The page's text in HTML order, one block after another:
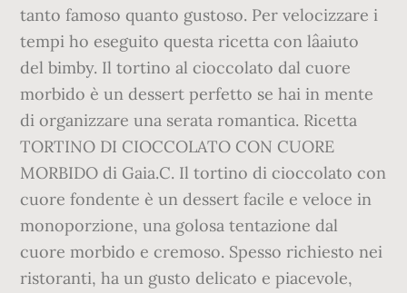
tanto famoso quanto gustoso. Per velocizzare i
tempi ho eseguito questa ricetta con lâaiuto
del bimby. Il tortino al cioccolato dal cuore
morbido è un dessert perfetto se hai in mente
di organizzare una serata romantica. Ricetta
TORTINO DI CIOCCOLATO CON CUORE
MORBIDO di Gaia.C. Il tortino di cioccolato con
cuore fondente è un dessert facile e veloce in
monoporzione, una golosa tentazione dal
cuore morbido e cremoso. Spesso richiesto nei
ristoranti, ha un gusto delicato e piacevole,